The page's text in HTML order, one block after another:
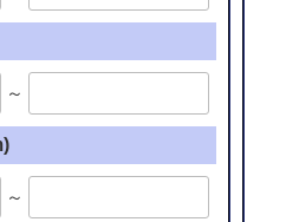
～
～